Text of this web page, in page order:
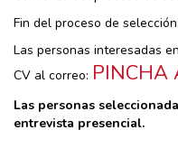
Fin del proceso de
Las personas interesadas
CV al correo: PINCHA
Las personas
entrevista presencial.